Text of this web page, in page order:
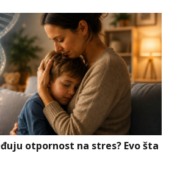
otpornost na stres? Evo šta